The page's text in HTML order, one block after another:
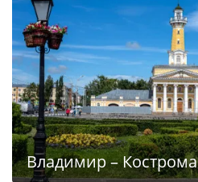
Владимир – Кострома